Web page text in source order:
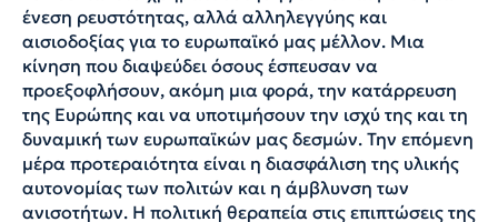
ένεση ρευστότητας, αλλά αλληλεγγύης και
αισιοδοξίας για το ευρωπαϊκό μας μέλλον. Μια
κίνηση που διαψεύδει όσους έσπευσαν να
προεξοφλήσουν, ακόμη μια φορά, την κατάρρευση
της Ευρώπης και να υποτιμήσουν την ισχύ της και τη
δυναμική των ευρωπαϊκών μας δεσμών. Την επόμενη
μέρα προτεραιότητα είναι η διασφάλιση της υλικής
αυτονομίας των πολιτών και η άμβλυνση των
ανισοτήτων. Η πολιτική θεραπεία στις επιπτώσεις της